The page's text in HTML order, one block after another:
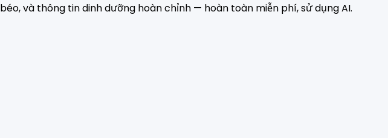
và thông tin dinh dưỡng hoàn chỉnh — hoàn toàn miễn phí, sử dụng AI.